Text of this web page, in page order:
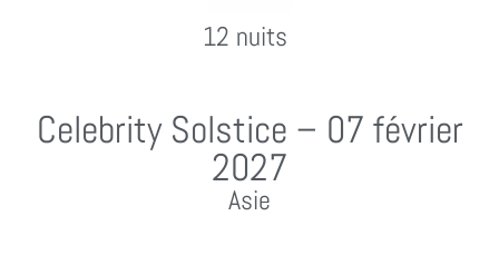
12 nuits
Celebrity Solstice – 07 février
2027
Asie